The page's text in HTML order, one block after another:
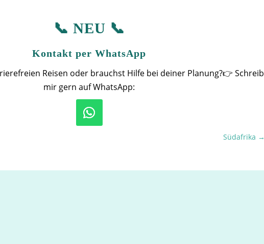
📞 NEU 📞
Kontakt per WhatsApp
Reisen oder brauchst Hilfe bei deiner Planung?👉 Schreib
mir gern auf WhatsApp:
Südafrika →